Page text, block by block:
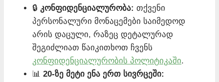
🔒 კონფიდენციალურობა: თქვენი
პერსონალური მონაცემები საიმედოდ
არის დაცული, რაზეც დეტალურად
შეგიძლიათ წაიკითხოთ ჩვენს
კონფიდენციალურობის პოლიტიკაში.
📊 20-ზე მეტი ენა ერთ სივრცეში: